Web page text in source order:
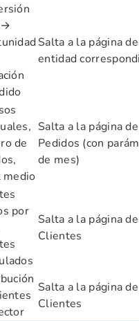
→
Salta a la página
entidad
de
Salta a la página de
Pedidos (con
de mes)
por
Salta a la página de
Clientes
Salta a la página de
Clientes